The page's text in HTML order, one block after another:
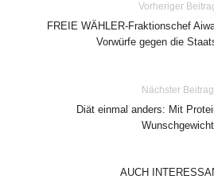
Vorheriger
FREIE WÄHLER-Fraktionschef
Vorwürfe gegen die
Nächster Beitrag
Diät einmal anders: Mit
Wunschgewicht
AUCH